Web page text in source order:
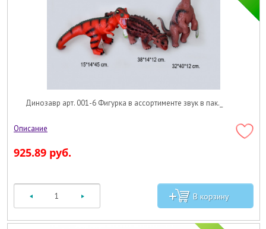
Динозавр арт. 001-6 Фигурка в ассортименте звук в пак._
925.89 руб.